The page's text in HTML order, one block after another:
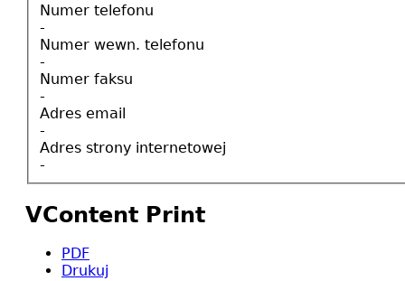
Numer telefonu
-
Numer wewn. telefonu
-
Numer faksu
-
Adres email
-
Adres strony internetowej
-
VContent Print
PDF
Drukuj